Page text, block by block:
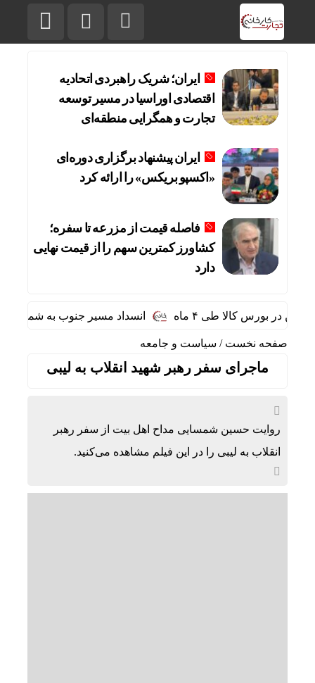
ایران؛ شریک راهبردی اتحادیه
اقتصادی اوراسیا در مسیر توسعه
تجارت و همگرایی منطقه‌ای
ایران پیشنهاد برگزاری دوره‌ای
«اکسپو بریکس» را ارائه کرد
فاصله قیمت از مزرعه تا سفره؛
کشاورز کمترین سهم را از قیمت نهایی
دارد
انسداد مسیر جنوب به شمال چالوس
صفحه نخست / سیاست و جامعه
ماجرای سفر رهبر شهید انقلاب به لیبی
روایت حسین شمسایی مداح اهل بیت از سفر رهبر
انقلاب به لیبی را در این فیلم مشاهده می‌کنید.